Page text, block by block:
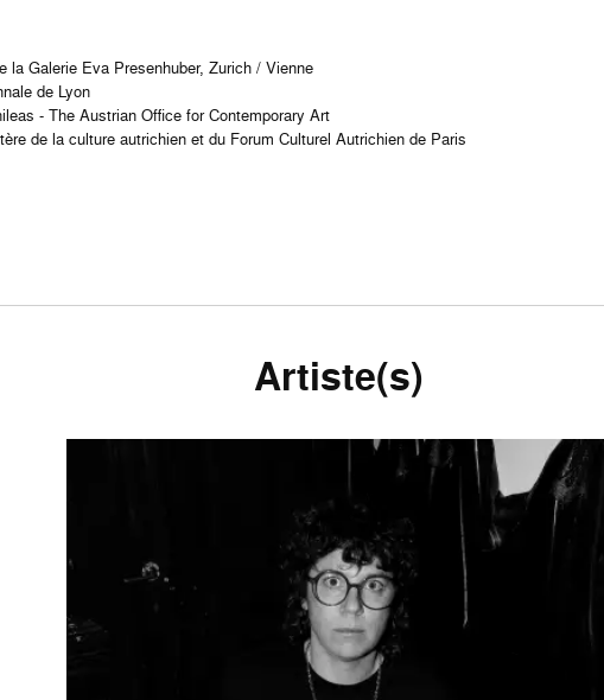
la Galerie Eva Presenhuber, Zurich / Vienne
de Lyon
- The Austrian Office for Contemporary Art
de la culture autrichien et du Forum Culturel Autrichien de Paris
Artiste(s)